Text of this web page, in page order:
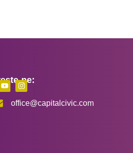
ne:
office@capitalcivic.com